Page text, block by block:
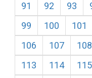
91
92 93
99
100 101
106
107 108
113
114 115